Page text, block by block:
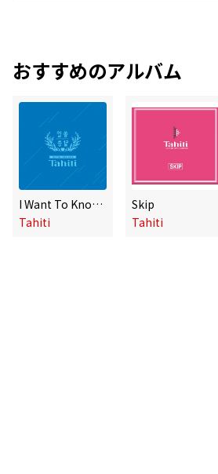
おすすめのアルバム
I Want To Know Your Mind
Tahiti
Skip
Tahiti